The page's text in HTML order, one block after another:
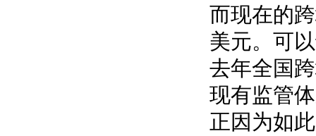
而现在的
美元。可
去年全国
现有监管
正因为如